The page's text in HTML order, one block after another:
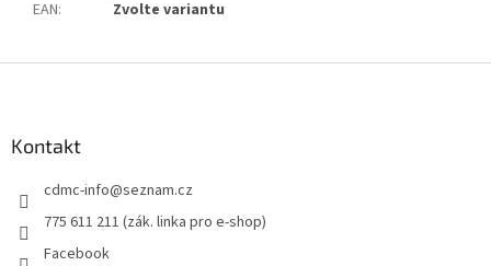
EAN: Zvolte variantu
Kontakt
cdmc-info@seznam.cz
775 611 211 (zák. linka pro e-shop)
Facebook